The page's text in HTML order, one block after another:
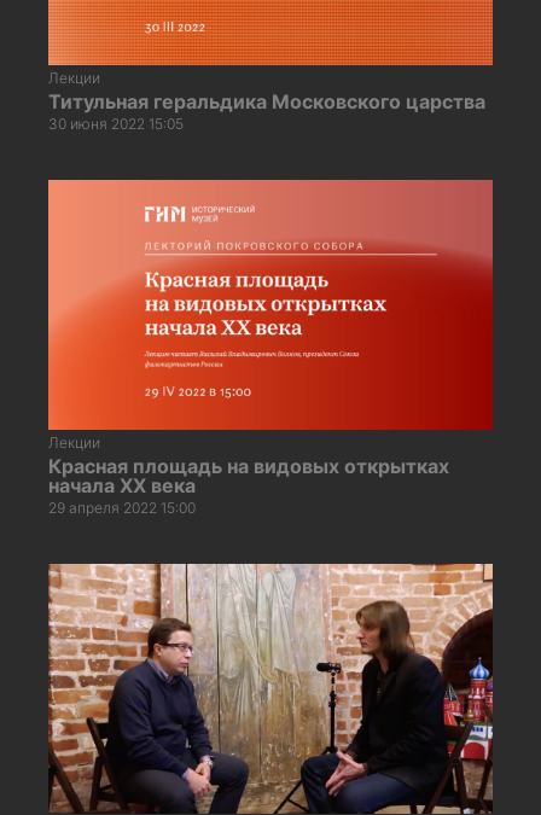
Лекции
Титульная геральдика Московского царства
30 июня 2022 15:05
Лекции
Красная площадь на видовых открытках
начала XX века
29 апреля 2022 15:00